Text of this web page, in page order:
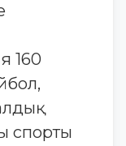
160
спорты